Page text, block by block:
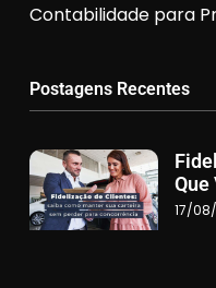
Contabilidade para
Postagens Recentes
Que
17/